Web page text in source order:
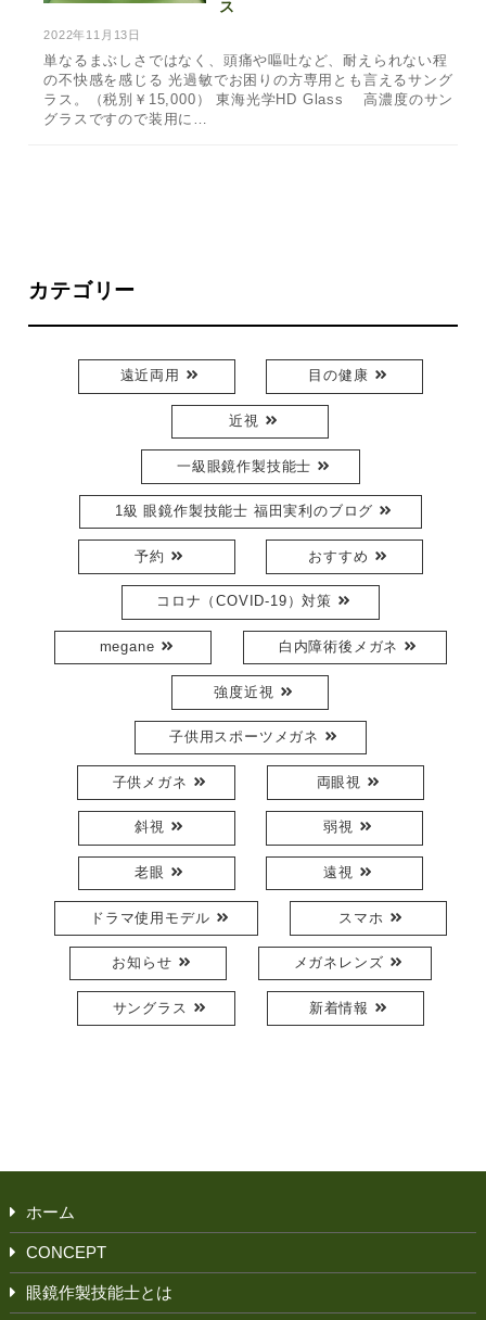
ス
2022年11月13日
単なるまぶしさではなく、頭痛や嘔吐など、耐えられない程
の不快感を感じる 光過敏でお困りの方専用とも言えるサング
ラス。（税別￥15,000） 東海光学HD Glass 高濃度のサン
グラスですので装用に…
カテゴリー
遠近両用 目の健康
近視
一級眼鏡作製技能士
1級 眼鏡作製技能士 福田実利のブログ
予約 おすすめ
コロナ（COVID-19）対策
megane 白内障術後メガネ
強度近視
子供用スポーツメガネ
子供メガネ 両眼視
斜視 弱視
老眼 遠視
ドラマ使用モデル スマホ
お知らせ メガネレンズ
サングラス 新着情報
ホーム
CONCEPT
眼鏡作製技能士とは